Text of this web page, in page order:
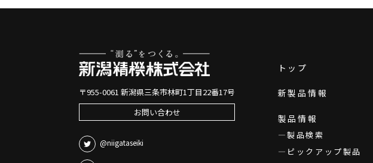
〒955-0061 新潟県三条市林町1丁目22番17号
お問い合わせ
@niigataseiki
トップ
新製品情報
製品情報
製品検索
ピックアップ製品